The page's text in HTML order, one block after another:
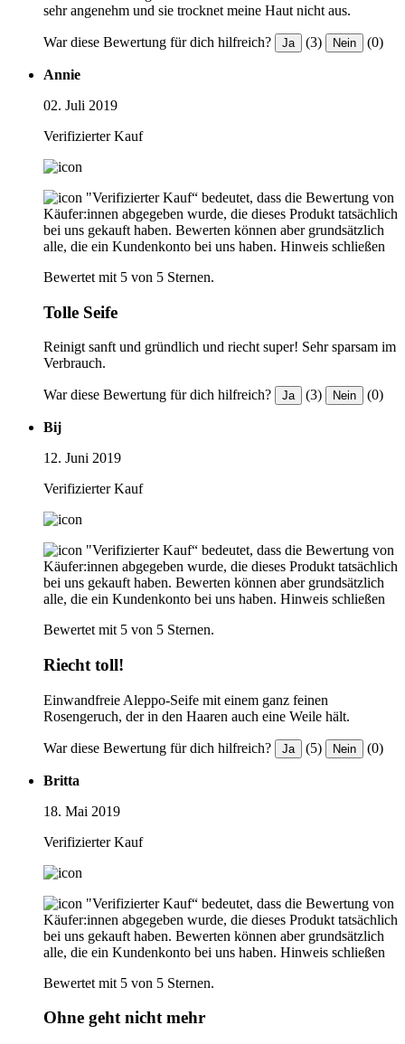
sehr angenehm und sie trocknet meine Haut nicht aus.
War diese Bewertung für dich hilfreich? Ja (3) Nein (0)
Annie
02. Juli 2019
Verifizierter Kauf
"Verifizierter Kauf“ bedeutet, dass die Bewertung von
Käufer:innen abgegeben wurde, die dieses Produkt tatsächlich
bei uns gekauft haben. Bewerten können aber grundsätzlich
alle, die ein Kundenkonto bei uns haben. Hinweis schließen
Bewertet mit 5 von 5 Sternen.
Tolle Seife
Reinigt sanft und gründlich und riecht super! Sehr sparsam im
Verbrauch.
War diese Bewertung für dich hilfreich? Ja (3) Nein (0)
Bij
12. Juni 2019
Verifizierter Kauf
"Verifizierter Kauf“ bedeutet, dass die Bewertung von
Käufer:innen abgegeben wurde, die dieses Produkt tatsächlich
bei uns gekauft haben. Bewerten können aber grundsätzlich
alle, die ein Kundenkonto bei uns haben. Hinweis schließen
Bewertet mit 5 von 5 Sternen.
Riecht toll!
Einwandfreie Aleppo-Seife mit einem ganz feinen
Rosengeruch, der in den Haaren auch eine Weile hält.
War diese Bewertung für dich hilfreich? Ja (5) Nein (0)
Britta
18. Mai 2019
Verifizierter Kauf
"Verifizierter Kauf“ bedeutet, dass die Bewertung von
Käufer:innen abgegeben wurde, die dieses Produkt tatsächlich
bei uns gekauft haben. Bewerten können aber grundsätzlich
alle, die ein Kundenkonto bei uns haben. Hinweis schließen
Bewertet mit 5 von 5 Sternen.
Ohne geht nicht mehr